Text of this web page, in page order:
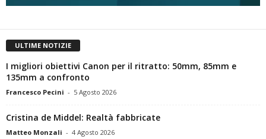
ULTIME NOTIZIE
I migliori obiettivi Canon per il ritratto: 50mm, 85mm e
135mm a confronto
Francesco Pecini - 5 Agosto 2026
Cristina de Middel: Realtà fabbricate
Matteo Monzali - 4 Agosto 2026